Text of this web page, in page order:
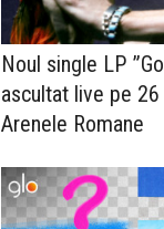
Noul single LP
ascultat live pe
Arenele Romane